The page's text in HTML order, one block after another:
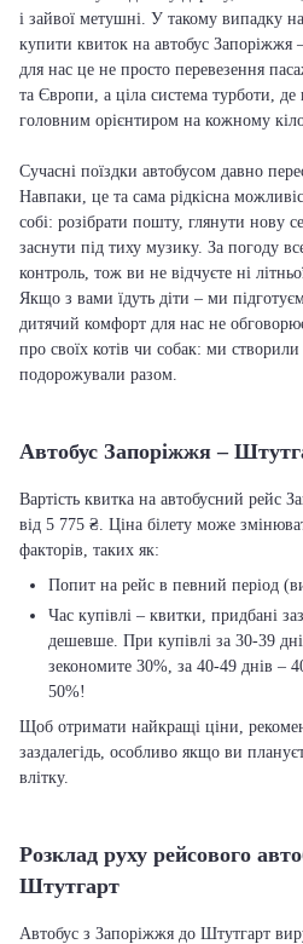
і зайвої метушні. У такому випадку
купити квиток на автобус Запоріжжя
для нас це не просто перевезення
та Європи, а ціла система турботи, де
головним орієнтиром на кожному
Сучасні поїздки автобусом давно
Навпаки, це та сама рідкісна
собі: розібрати пошту, глянути нову
заснути під тиху музику. За погоду
контроль, тож ви не відчуєте ні
Якщо з вами їдуть діти – ми
дитячий комфорт для нас не
про своїх котів чи собак: ми
подорожували разом.
Автобус Запоріжжя –
Вартість квитка на автобусний рейс
від 5 775 ₴. Ціна білету може
факторів, таких як:
Попит на рейс в певний період
Час купівлі – квитки, придбані
дешевше. При купівлі за 30-39
зекономите 30%, за 40-49 днів –
50%!
Щоб отримати найкращі ціни,
заздалегідь, особливо якщо ви
влітку.
Розклад руху рейсового
Штутгарт
Автобус з Запоріжжя до Штутгарт